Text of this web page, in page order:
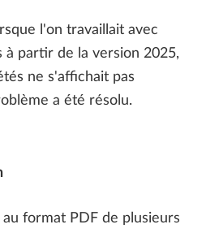
l'on travaillait avec
partir de la version 2025,
ne s'affichait pas
a été résolu.
format PDF de plusieurs